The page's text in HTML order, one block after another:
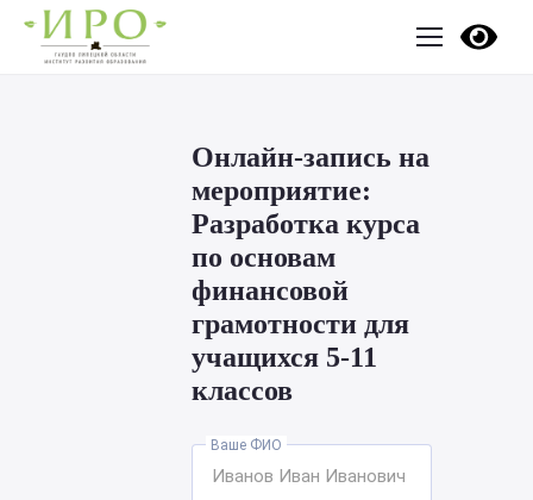
Онлайн-запись на
мероприятие:
Разработка курса
по основам
финансовой
грамотности для
учащихся 5-11
классов
Ваше ФИО